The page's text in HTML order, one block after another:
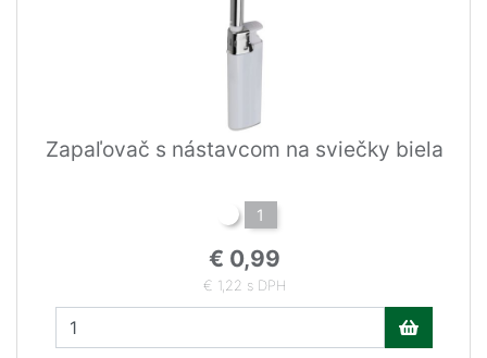
Zapaľovač s nástavcom na sviečky biela
1
€ 0,99
€ 1,22 s DPH